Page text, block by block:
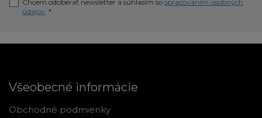
Chcem odoberať newsletter a súhlasím so spracovaním osobných
údajov. *
Všeobecné informácie
Obchodné podmienky